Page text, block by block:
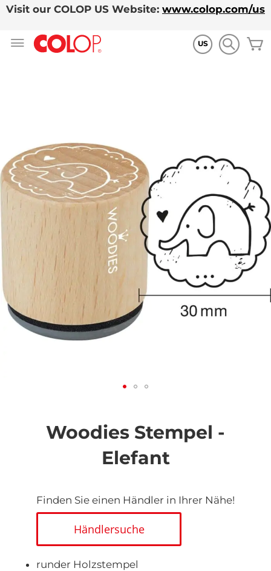
Visit our COLOP US Website: www.colop.com/us
US
Bildgalerie
springen
Woodies Stempel -
Elefant
Finden Sie einen Händler in Ihrer Nähe!
Händlersuche
runder Holzstempel